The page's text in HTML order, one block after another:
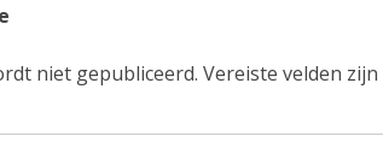
niet gepubliceerd. Vereiste velden